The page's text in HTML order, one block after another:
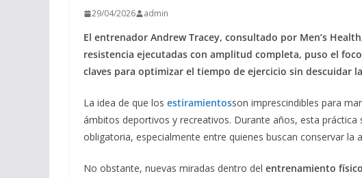
29/04/2026 admin
El entrenador Andrew Tracey, consultado por Men’s
resistencia ejecutadas con amplitud completa, puso el
claves para optimizar el tiempo de ejercicio sin descuidar
La idea de que los estiramientosson imprescindibles para
ámbitos deportivos y recreativos. Durante años, esta
obligatoria, especialmente entre quienes buscan conservar la
No obstante, nuevas miradas dentro del entrenamiento físico